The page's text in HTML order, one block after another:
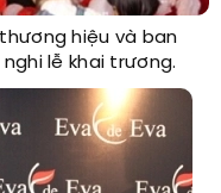
hiệu và ban
lễ khai trương.